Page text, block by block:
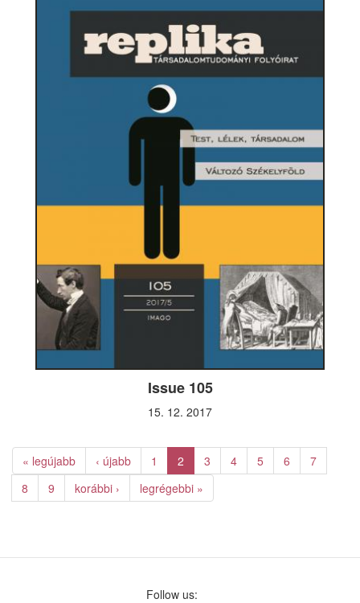
Issue 105
15. 12. 2017
« legújabb ‹ újabb 1 2 3 4 5 6
7
8
9 korábbi › legrégebbi »
Follow us: